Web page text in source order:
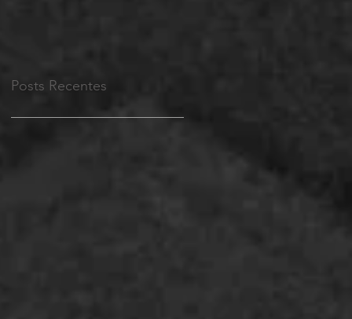
Posts Recentes